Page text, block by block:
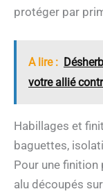
protéger par
A lire :
votre allié
Habillages et
baguettes,
Pour une finition
alu découpés